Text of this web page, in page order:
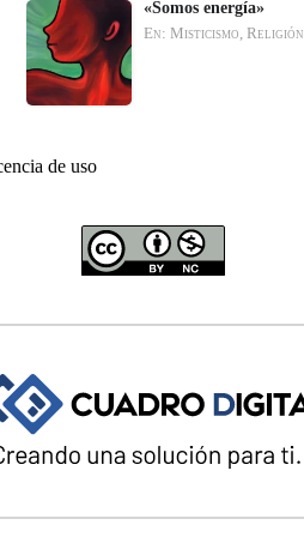
«Somos energía»
En: Misticismo, Religión
de uso